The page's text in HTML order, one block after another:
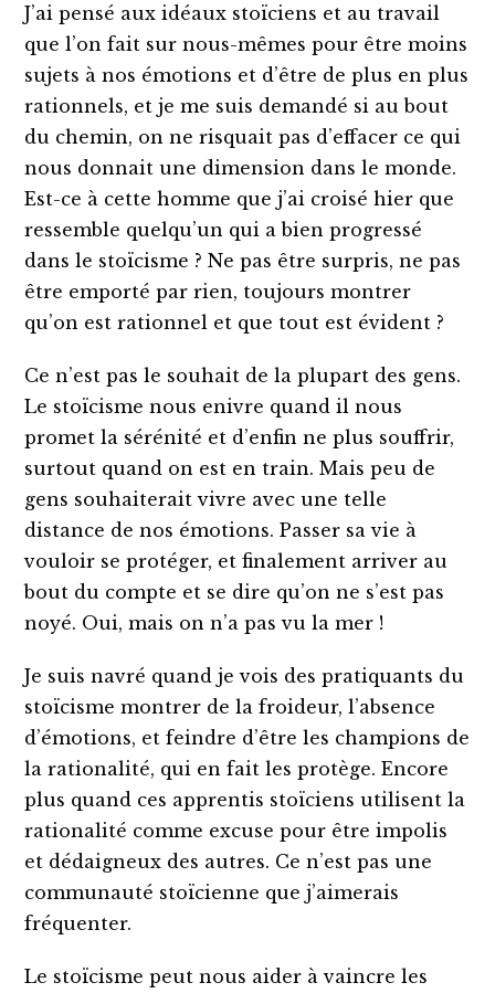
J’ai pensé aux idéaux stoïciens et au travail
que l’on fait sur nous-mêmes pour être moins
sujets à nos émotions et d’être de plus en plus
rationnels, et je me suis demandé si au bout
du chemin, on ne risquait pas d’effacer ce qui
nous donnait une dimension dans le monde.
Est-ce à cette homme que j’ai croisé hier que
ressemble quelqu’un qui a bien progressé
dans le stoïcisme ? Ne pas être surpris, ne pas
être emporté par rien, toujours montrer
qu’on est rationnel et que tout est évident ?
Ce n’est pas le souhait de la plupart des gens.
Le stoïcisme nous enivre quand il nous
promet la sérénité et d’enfin ne plus souffrir,
surtout quand on est en train. Mais peu de
gens souhaiterait vivre avec une telle
distance de nos émotions. Passer sa vie à
vouloir se protéger, et finalement arriver au
bout du compte et se dire qu’on ne s’est pas
noyé. Oui, mais on n’a pas vu la mer !
Je suis navré quand je vois des pratiquants du
stoïcisme montrer de la froideur, l’absence
d’émotions, et feindre d’être les champions de
la rationalité, qui en fait les protège. Encore
plus quand ces apprentis stoïciens utilisent la
rationalité comme excuse pour être impolis
et dédaigneux des autres. Ce n’est pas une
communauté stoïcienne que j’aimerais
fréquenter.
Le stoïcisme peut nous aider à vaincre les